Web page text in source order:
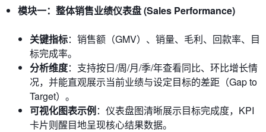
模块一：整体销售业绩仪表盘 (Sales Performance)
关键指标：销售额（GMV）、销量、毛利、回款率、目
标完成率。
分析维度：支持按日/周/月/季/年查看同比、环比增长情
况，并能直观展示当前业绩与设定目标的差距（Gap to
Target）。
可视化图表示例：仪表盘图清晰展示目标完成度，KPI
卡片则醒目地呈现核心结果数据。